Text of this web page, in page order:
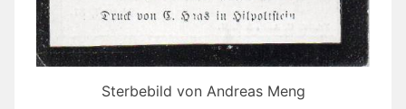
Sterbebild von Andreas Meng